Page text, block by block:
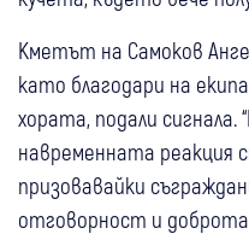
Кметът на Самоков
като благодари на
хората, подали сигнала.
навременната реакция
призовавайки
отговорност и